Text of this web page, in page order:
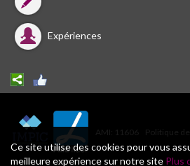
Ce site utilise des cookies pour vous
meilleure expérience sur notre site Plus
Expériences
AMI: 11606 Politique